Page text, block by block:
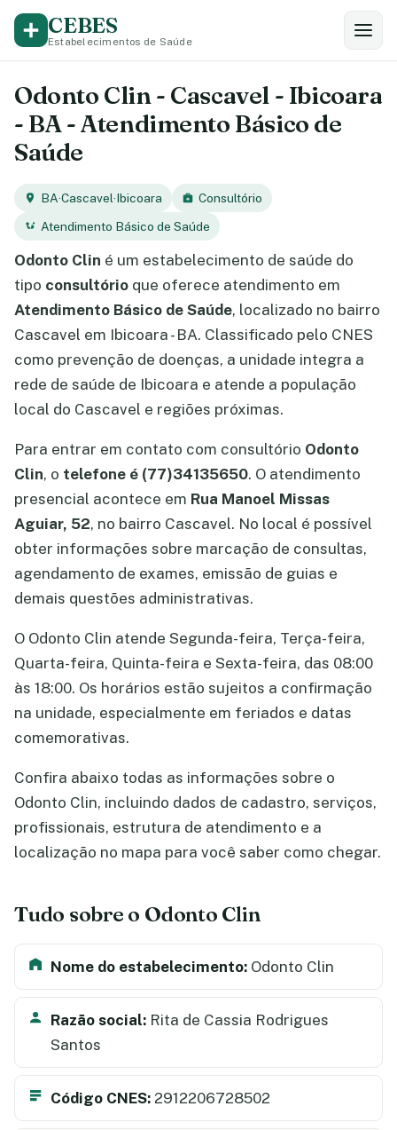
CEBES
Estabelecimentos de Saúde
Odonto Clin - Cascavel - Ibicoara
- BA - Atendimento Básico de
Saúde
BA·Cascavel·Ibicoara
Consultório
Atendimento Básico de Saúde
Odonto Clin é um estabelecimento de saúde do
tipo consultório que oferece atendimento em
Atendimento Básico de Saúde, localizado no bairro
Cascavel em Ibicoara - BA. Classificado pelo CNES
como prevenção de doenças, a unidade integra a
rede de saúde de Ibicoara e atende a população
local do Cascavel e regiões próximas.
Para entrar em contato com consultório Odonto
Clin, o telefone é (77)34135650. O atendimento
presencial acontece em Rua Manoel Missas
Aguiar, 52, no bairro Cascavel. No local é possível
obter informações sobre marcação de consultas,
agendamento de exames, emissão de guias e
demais questões administrativas.
O Odonto Clin atende Segunda-feira, Terça-feira,
Quarta-feira, Quinta-feira e Sexta-feira, das 08:00
às 18:00. Os horários estão sujeitos a confirmação
na unidade, especialmente em feriados e datas
comemorativas.
Confira abaixo todas as informações sobre o
Odonto Clin, incluindo dados de cadastro, serviços,
profissionais, estrutura de atendimento e a
localização no mapa para você saber como chegar.
Tudo sobre o Odonto Clin
Nome do estabelecimento: Odonto Clin
Razão social: Rita de Cassia Rodrigues
Santos
Código CNES: 2912206728502